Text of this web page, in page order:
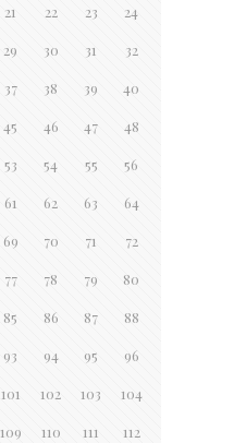
21 22 23 24
29 30 31 32
37 38 39 40
45 46 47 48
53 54 55 56
61 62 63 64
69 70 71 72
77 78 79 80
85 86 87 88
93 94 95 96
101 102 103 104
109 110 111 112